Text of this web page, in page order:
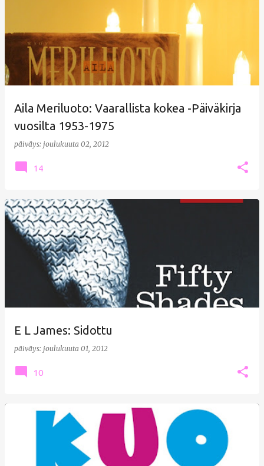
Aila Meriluoto: Vaarallista kokea -Päiväkirja
vuosilta 1953-1975
päiväys: joulukuuta 02, 2012
14
E L James: Sidottu
päiväys: joulukuuta 01, 2012
10